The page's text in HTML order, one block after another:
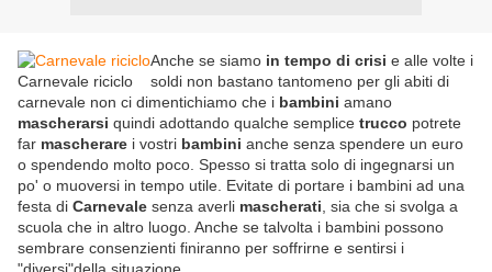
Carnevale riciclo
Anche se siamo in tempo di crisi e alle volte i
soldi non bastano tantomeno per gli abiti di
carnevale non ci dimentichiamo che i bambini amano
mascherarsi quindi adottando qualche semplice trucco potrete
far mascherare i vostri bambini anche senza spendere un euro
o spendendo molto poco. Spesso si tratta solo di ingegnarsi un
po' o muoversi in tempo utile. Evitate di portare i bambini ad una
festa di Carnevale senza averli mascherati , sia che si svolga a
scuola che in altro luogo. Anche se talvolta i bambini possono
sembrare consenzienti finiranno per soffrirne e sentirsi i